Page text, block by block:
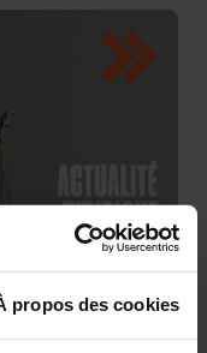
propos des cookies
un
à la crise au